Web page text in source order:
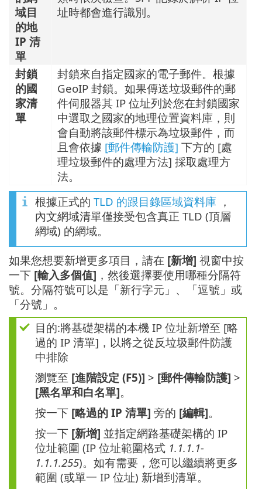
域目
的地
IP 清
單
址時都會進行識別。
封鎖
的國
家清
單
封鎖來自指定國家的電子郵件。根據
GeoIP 封鎖。如果傳送垃圾郵件的郵
件伺服器其 IP 位址列於您在封鎖國家
中選取之國家的地理位置資料庫，則
會自動將該郵件標示為垃圾郵件，而
且會依據 [郵件傳輸防護] 下方的 [處
理垃圾郵件的處理方法] 採取處理方
法。
根據正式的 TLD 的跟目錄區域資料庫 ，
內文網域清單僅接受包含真正 TLD (頂層
網域) 的網域。
如果您想要新增更多項目，請在 [新增] 視窗中按
一下 [輸入多個值] ，然後選擇要使用哪種分隔符
號。分隔符號可以是「新行字元」、「逗號」或
「分號」。
目的:將基礎架構的本機 IP 位址新增至 [略
過的 IP 清單]，以將之從反垃圾郵件防護
中排除
瀏覽至 [進階設定 (F5)] > [郵件傳輸防護] >
[黑名單和白名單]。
按一下 [略過的 IP 清單] 旁的 [編輯]。
按一下 [新增] 並指定網路基礎架構的 IP
位址範圍 (IP 位址範圍格式 1.1.1.1-
1.1.1.255)。如有需要，您可以繼續將更多
範圍 (或單一 IP 位址) 新增到清單。